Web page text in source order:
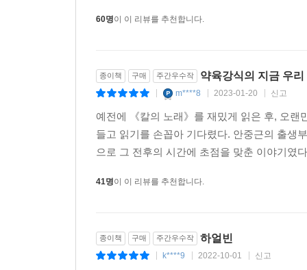
60명이 이 리뷰를 추천합니다.
종이책 구매 주간우수작 약육강식의 지금 우
m****8 2023-01-20 신고
예전에 《칼의 노래》를 재밌게 읽은 후, 오
들고 읽기를 손꼽아 기다렸다. 안중근의 출생
으로 그 전후의 시간에 초점을 맞춘 이야기였
41명이 이 리뷰를 추천합니다.
종이책 구매 주간우수작 하얼빈
k****9 2022-10-01 신고